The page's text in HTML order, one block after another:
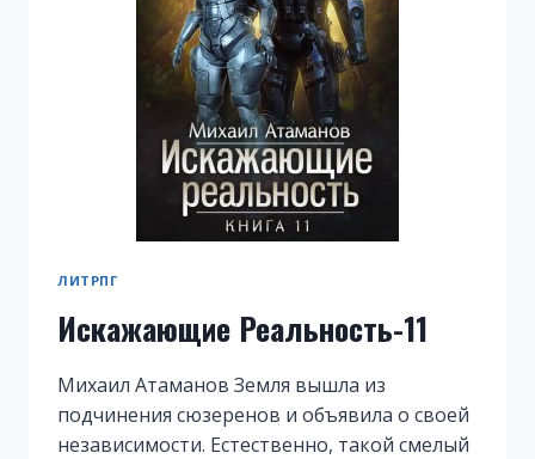
ЛИТРПГ
Искажающие Реальность-11
Михаил Атаманов Земля вышла из
подчинения сюзеренов и объявила о своей
независимости. Естественно, такой смелый